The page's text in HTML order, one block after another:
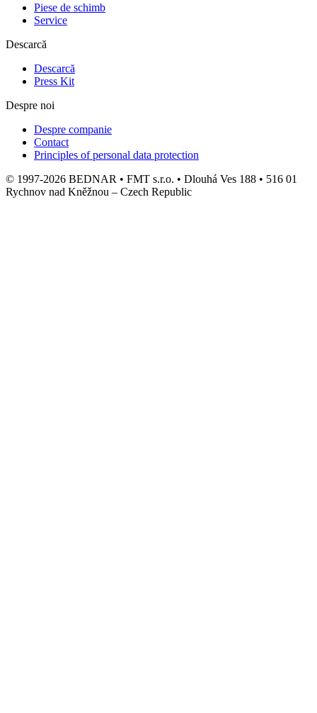
Piese de schimb
Service
Descarcă
Descarcă
Press Kit
Despre noi
Despre companie
Contact
Principles of personal data protection
© 1997-2026 BEDNAR • FMT s.r.o. • Dlouhá Ves 188 • 516 01
Rychnov nad Kněžnou – Czech Republic